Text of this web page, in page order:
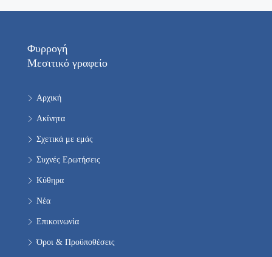
Φυρρογή
Μεσιτικό γραφείο
Αρχική
Ακίνητα
Σχετικά με εμάς
Συχνές Ερωτήσεις
Κύθηρα
Νέα
Επικοινωνία
Όροι & Προϋποθέσεις